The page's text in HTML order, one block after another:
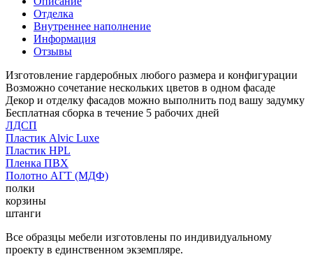
Отделка
Внутреннее наполнение
Информация
Отзывы
Изготовление гардеробных любого размера и конфигурации
Возможно сочетание нескольких цветов в одном фасаде
Декор и отделку фасадов можно выполнить под вашу задумку
Бесплатная сборка в течение 5 рабочих дней
ЛДСП
Пластик Alvic Luxe
Пластик HPL
Пленка ПВХ
Полотно АГТ (МДФ)
полки
корзины
штанги
Все образцы мебели изготовлены по индивидуальному
проекту в единственном экземпляре.